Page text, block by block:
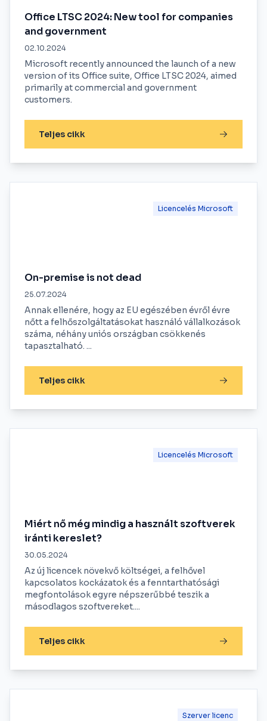
Office LTSC 2024: New tool for companies
and government
02.10.2024
Microsoft recently announced the launch of a new
version of its Office suite, Office LTSC 2024, aimed
primarily at commercial and government
customers.
Teljes cikk
Licencelés Microsoft
On-premise is not dead
25.07.2024
Annak ellenére, hogy az EU egészében évről évre
nőtt a felhőszolgáltatásokat használó vállalkozások
száma, néhány uniós országban csökkenés
tapasztalható. ...
Teljes cikk
Licencelés Microsoft
Miért nő még mindig a használt szoftverek
iránti kereslet?
30.05.2024
Az új licencek növekvő költségei, a felhővel
kapcsolatos kockázatok és a fenntarthatósági
megfontolások egyre népszerűbbé teszik a
másodlagos szoftvereket....
Teljes cikk
Szerver licenc